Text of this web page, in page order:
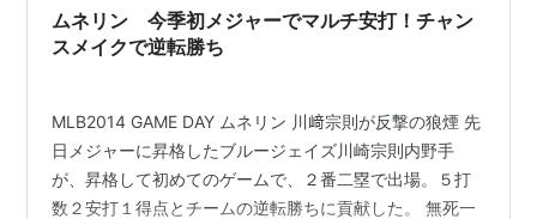
するのも一苦労でした」。 そんな田口の誇りがワールド
チャンピオンリング。海を渡っ…
ムネリン 今季初メジャーでマルチ安打！チャン
スメイクで逆転勝ち
MLB2014 GAME DAY ムネリン 川﨑宗則が反撃の狼煙 先
日メジャーに昇格したブルージェイズ川崎宗則内野手
が、昇格して初めてのゲームで、２番二塁で出場。５打
数２安打１得点とチームの逆転勝ちに貢献した。 無死一